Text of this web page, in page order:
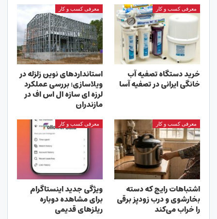
معرفی کسب و کار
خرید دستگاه تصفیه آب
خانگی ایرانی در تصفیه آسا
معرفی کسب و کار
استانداردهای نوین زلزله در
ویلاسازی؛ بررسی عملکرد
لرزه ای سازه ال اس اف در
مازندران
معرفی کسب و کار
اشتباهات رایج که دسته
بخارشوی و درب زودپز برقی
را خراب می‌کند
معرفی کسب و کار
ویژگی جدید اینستاگرام
برای مشاهده دوباره
ریلزهای قدیمی